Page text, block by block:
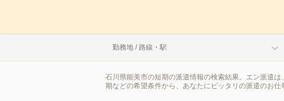
勤務地 / 路線・駅
石川県能美市の短期の派遣情報の検索結果。エン派遣
期などの希望条件から、あなたにピッタリの派遣のお仕